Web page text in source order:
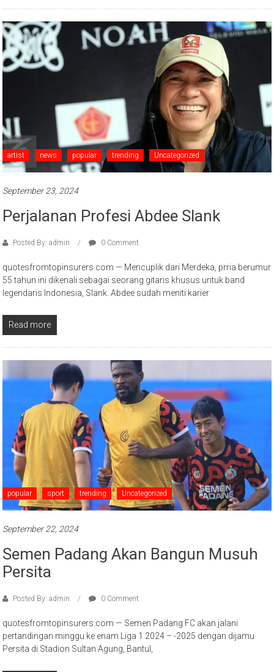
artist news popular trending Uncategorized
September 23, 2024
Perjalanan Profesi Abdee Slank
Posted By: admin 0 Comment
quotesfromtopinsurers.com — Mencuplik dari Merdeka, prria berumur
55 tahun ini dikenali sebagai seorang gitaris khusus untuk band
legendaris Indonesia, Slank. Abdee sudah meniti karier
Read more
popular sport trending Uncategorized
September 22, 2024
Semen Padang Akan Bangun Musuh
Persita
Posted By: admin 0 Comment
quotesfromtopinsurers.com — Semen Padang FC akan jalani
pertandingan minggu ke enam Liga 1 2024 – -2025 dengan dijamu
Persita di Stadion Sultan Agung, Bantul,